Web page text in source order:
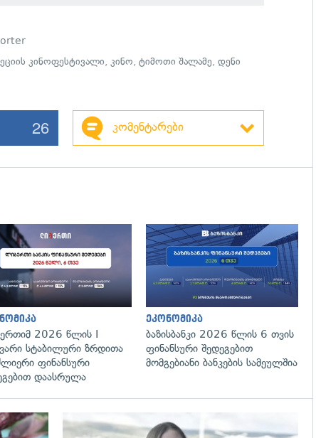
კინოფესტივალი,კინო,ტიმოთი შალამე,დენი
26 კომენტარები
2026 წლის I
სტაბილური ზრდითა
ფინანსური
დაასრულა
ეკონომიკა
ბაზისბანკი 2026 წლის 6 თვის
ფინანსური შედეგებით
მომგებიანი ბანკების სამეულშია
გადახედვა